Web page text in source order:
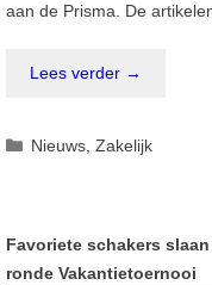
aan de Prisma. De
Lees verder →
Categorieën
Nieuws,Zakelijk
Favoriete schakers
ronde Vakantietoernooi